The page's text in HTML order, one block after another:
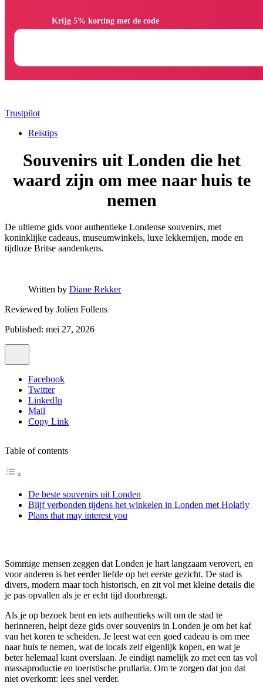
Trustpilot
Reistips
Souvenirs uit Londen die het
waard zijn om mee naar huis te
nemen
De ultieme gids voor authentieke Londense souvenirs, met
koninklijke cadeaus, museumwinkels, luxe lekkernijen, mode en
tijdloze Britse aandenkens.
Written by Diane Rekker
Reviewed by Jolien Follens
Published: mei 27, 2026
Facebook
Twitter
LinkedIn
Mail
Copy Link
Table of contents
De beste souvenirs uit Londen
Blijf verbonden tijdens het winkelen in Londen met Holafly
Plans that may interest you
Sommige mensen zeggen dat Londen je hart langzaam verovert, en
voor anderen is het eerder liefde op het eerste gezicht. De stad is
divers, modern maar toch historisch, en zit vol met kleine details die
je pas opvallen als je er echt tijd doorbrengt.
Als je op bezoek bent en iets authentieks wilt om de stad te
herinneren, helpt deze gids over souvenirs in Londen je om het kaf
van het koren te scheiden. Je leest wat een goed cadeau is om mee
naar huis te nemen, wat de locals zelf eigenlijk kopen, en wat je
beter helemaal kunt overslaan. Je eindigt namelijk zo met een tas vol
massaproductie en toeristische prullaria. Om te zorgen dat jou dat
niet overkomt: lees snel verder.